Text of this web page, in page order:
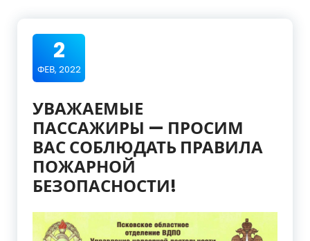
2
ФЕВ, 2022
УВАЖАЕМЫЕ
ПАССАЖИРЫ — ПРОСИМ
ВАС СОБЛЮДАТЬ ПРАВИЛА
ПОЖАРНОЙ
БЕЗОПАСНОСТИ!